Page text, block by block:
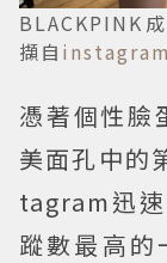
BLACKPINK
擷自 instagram
憑著個性臉
美面孔中的
tagram迅
蹤數最高的